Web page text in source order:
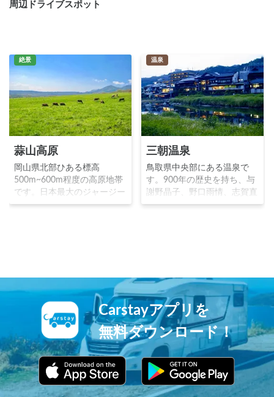
周辺ドライブスポット
絶景
蒜山高原
岡山県北部ひある標高
500m~600m程度の高原地帯
です。日本最大のジャージー
牛の牧場やキャンプ場等の設
温泉
三朝温泉
鳥取県中央部にある温泉で
す。900年の歴史を持ち、与
謝野晶子、野口雨情、志賀直
哉等の文豪に愛されました。
溢れる温泉街が人気です。
Carstayアプリを
無料ダウンロード！